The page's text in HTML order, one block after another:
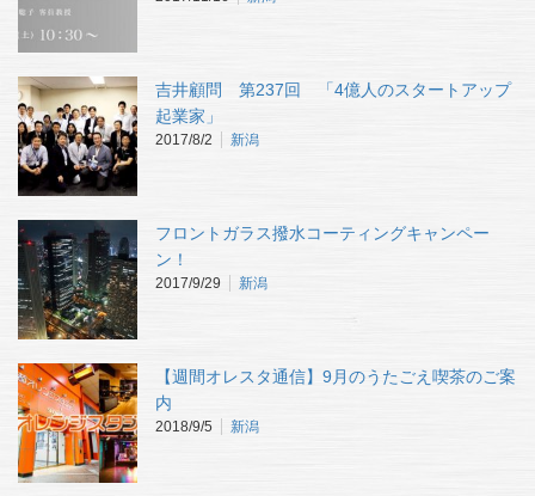
吉井顧問 第237回 「4億人のスタートアップ
起業家」
2017/8/2 新潟
フロントガラス撥水コーティングキャンペー
ン！
2017/9/29 新潟
【週間オレスタ通信】9月のうたごえ喫茶のご案
内
2018/9/5 新潟